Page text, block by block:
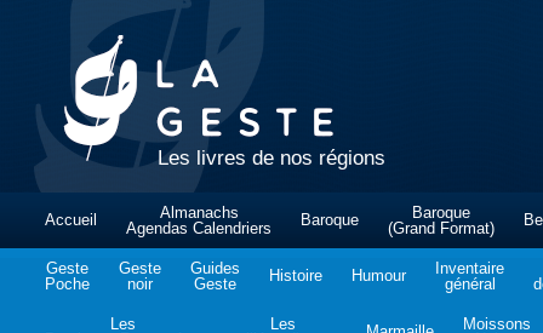
Les livres de nos régions
Accueil
Almanachs
Agendas Calendriers
Baroque
Baroque
(Grand Format)
Geste
Poche
Geste
noir
Guides
Geste
Histoire Humour
Inventaire
général
Les
Les
Moissons